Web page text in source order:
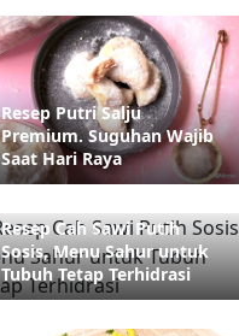
Resep Putri Salju
Premium. Suguhan Wajib
Saat Hari Raya
Resep Cah Sawi Putih
Sosis, Menu Sahur untuk
Tubuh Tetap Terhidrasi